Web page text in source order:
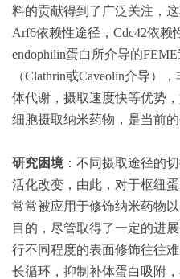
料的贡献得到了广泛关注，
Arf6依赖性途径，Cdc42依赖
endophilin蛋白所介导的
（Clathrin或Caveolin介导）
体代谢，摄取速度快等优势
细胞摄取纳米药物，是当前的
研究困境：不同摄取途径的
活化改变，由此，对于枢纽
常常被应用于修饰纳米药物
目的，尽管取得了一定的进
行不同程度的表面修饰往往
长循环，抑制补体蛋白吸附